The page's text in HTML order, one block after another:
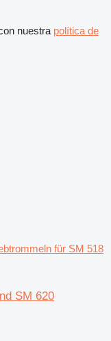
nuestra política de
für SM 518
SM 620